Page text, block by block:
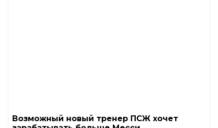
Возможный новый тренер ПСЖ хочет